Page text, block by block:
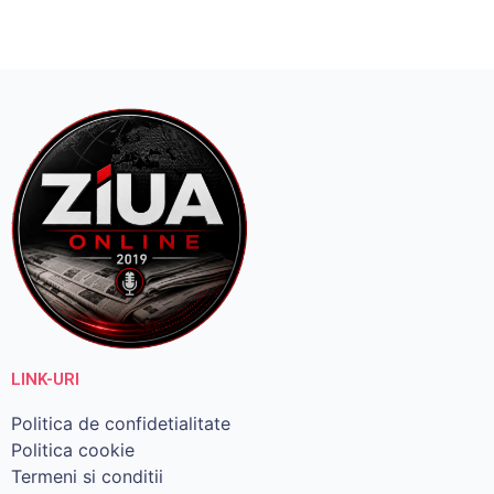
LINK-URI
Politica de confidetialitate
Politica cookie
Termeni si conditii